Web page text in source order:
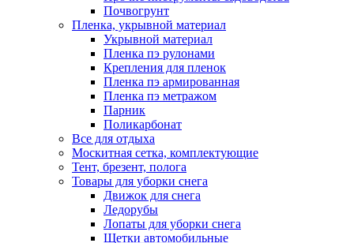
Почвогрунт
Пленка, укрывной материал
Укрывной материал
Пленка пэ рулонами
Крепления для пленок
Пленка пэ армированная
Пленка пэ метражом
Парник
Поликарбонат
Все для отдыха
Москитная сетка, комплектующие
Тент, брезент, полога
Товары для уборки снега
Движок для снега
Ледорубы
Лопаты для уборки снега
Щетки автомобильные